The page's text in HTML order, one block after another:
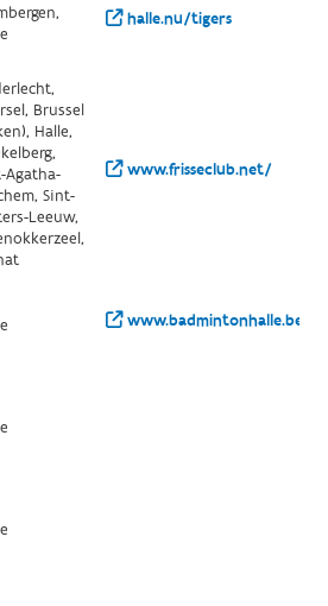
halle.nu/tigers
Brussel
Halle,
Agatha-
Sint-
Leeuw,
www.frisseclub.net/
www.badmintonhalle.be/